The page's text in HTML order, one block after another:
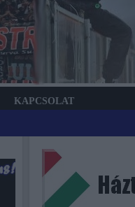
KAPCSOLAT